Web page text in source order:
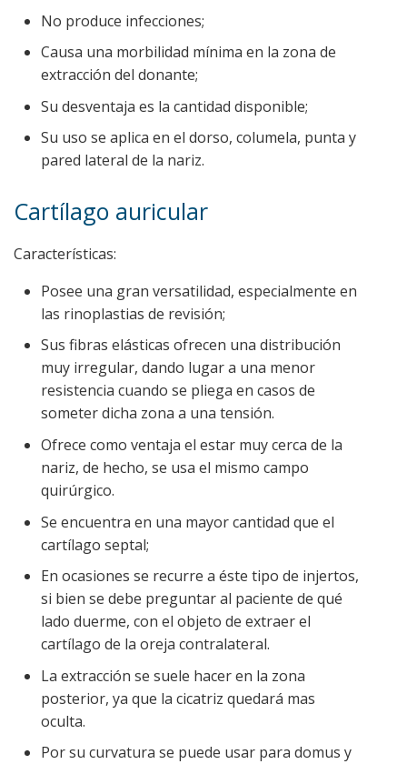
No produce infecciones;
Causa una morbilidad mínima en la zona de
extracción del donante;
Su desventaja es la cantidad disponible;
Su uso se aplica en el dorso, columela, punta y
pared lateral de la nariz.
Cartílago auricular
Características:
Posee una gran versatilidad, especialmente en
las rinoplastias de revisión;
Sus fibras elásticas ofrecen una distribución
muy irregular, dando lugar a una menor
resistencia cuando se pliega en casos de
someter dicha zona a una tensión.
Ofrece como ventaja el estar muy cerca de la
nariz, de hecho, se usa el mismo campo
quirúrgico.
Se encuentra en una mayor cantidad que el
cartílago septal;
En ocasiones se recurre a éste tipo de injertos,
si bien se debe preguntar al paciente de qué
lado duerme, con el objeto de extraer el
cartílago de la oreja contralateral.
La extracción se suele hacer en la zona
posterior, ya que la cicatriz quedará mas
oculta.
Por su curvatura se puede usar para domus y